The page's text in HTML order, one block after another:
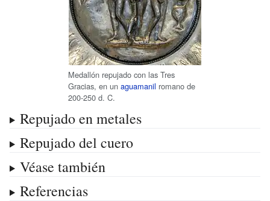
Medallón repujado con las Tres
Gracias, en un aguamanil romano de
200-250 d. C.
Repujado en metales
Repujado del cuero
Véase también
Referencias